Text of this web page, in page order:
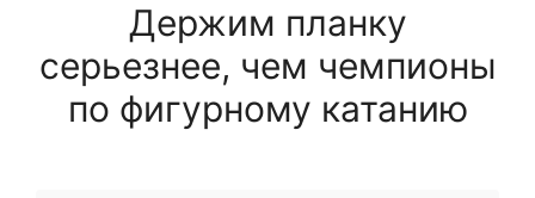
Держим планку
серьезнее, чем чемпионы
по фигурному катанию